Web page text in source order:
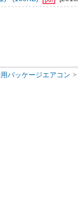
パッケージエアコン